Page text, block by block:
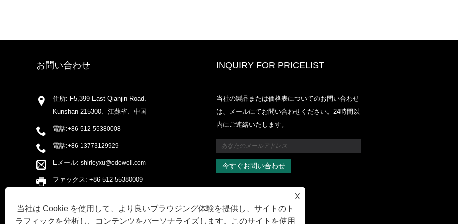
お問い合わせ
住所: F5,399 East Qianjin Road、
Kunshan 215300、江蘇省、中国
電話:+86-512-55380008
電話:+86-13773129929
Eメール: shirleyxu@odowell.com
ファックス: +86-512-55380009
INQUIRY FOR PRICELIST
当社の製品または価格表についてのお問い合わせ
は、メールにてお問い合わせください。24時間以
内にご連絡いたします。
Odowell-Market価格リスト-2025.6.14-
2025.07.25
2025/07/25
2025.07.25
X
当社は Cookie を使用して、より良いブラウジング体験を提供し、サイトのト
ラフィックを分析し、コンテンツをパーソナライズします。このサイトを使用